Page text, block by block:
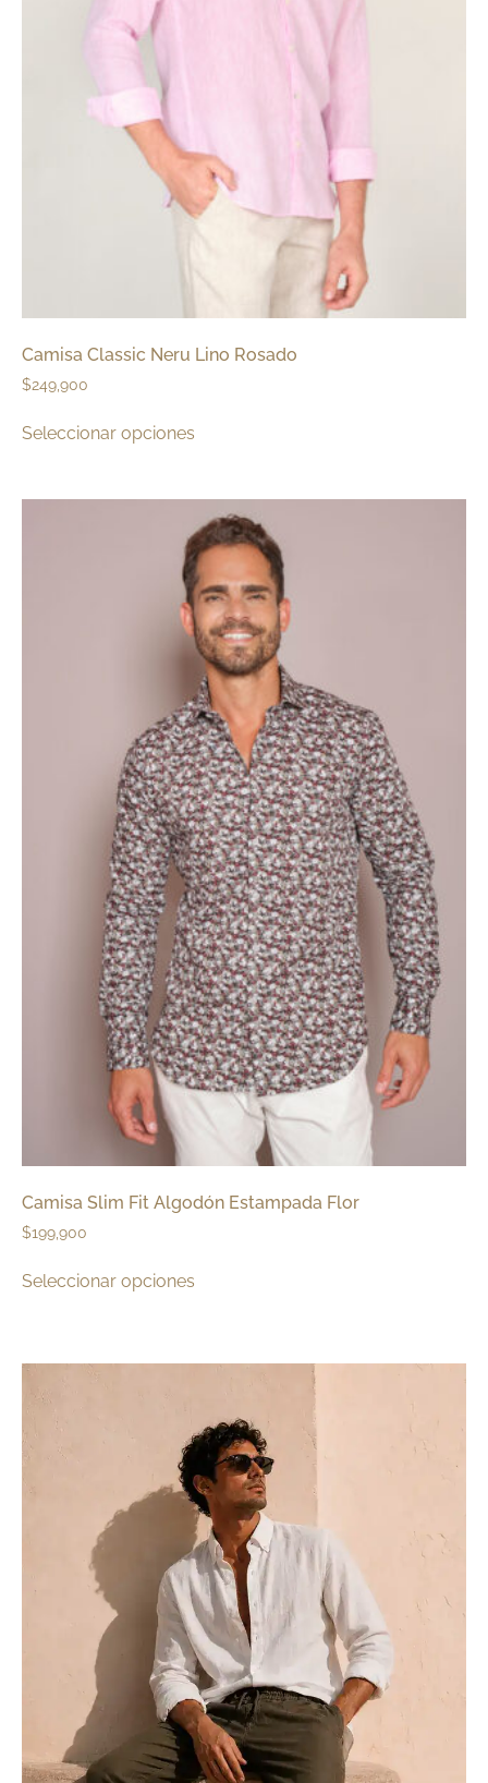
Camisa Classic Neru Lino Rosado
$249,900
Seleccionar opciones
Camisa Slim Fit Algodón Estampada Flor
$199,900
Seleccionar opciones